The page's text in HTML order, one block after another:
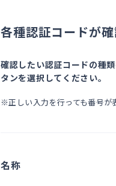
各種認証コードが確
確認したい認証コードの種
タンを選択してください。
※正しい入力を行っても番号が
名称